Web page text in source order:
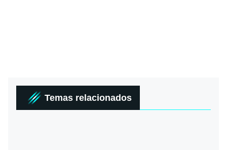
Temas relacionados